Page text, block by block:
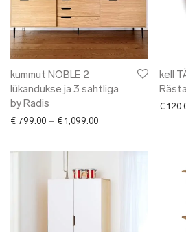
kummut NOBLE 2
lükandukse ja 3 sahtliga
by Radis
€ 799.00 – € 1,099.00Price range: € 799.00
kell
Rästa
€